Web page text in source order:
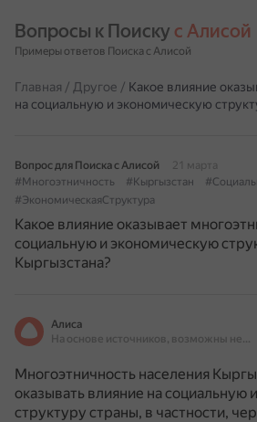
Вопросы к Поиску с Алисой
Примеры ответов Поиска с Алисой
Главная / Другое / Какое влияние
на социальную и экономическую
Вопрос для Поиска с Алисой
21 марта
#Многоэтничность
#Кыргызстан
#ЭкономическаяСтруктура
Какое влияние оказывает
социальную и экономическую
Кыргызстана?
Алиса
На основе источников, возможны неточности
Многоэтничность населения
оказывать влияние на социальную
структуру страны, в частности,